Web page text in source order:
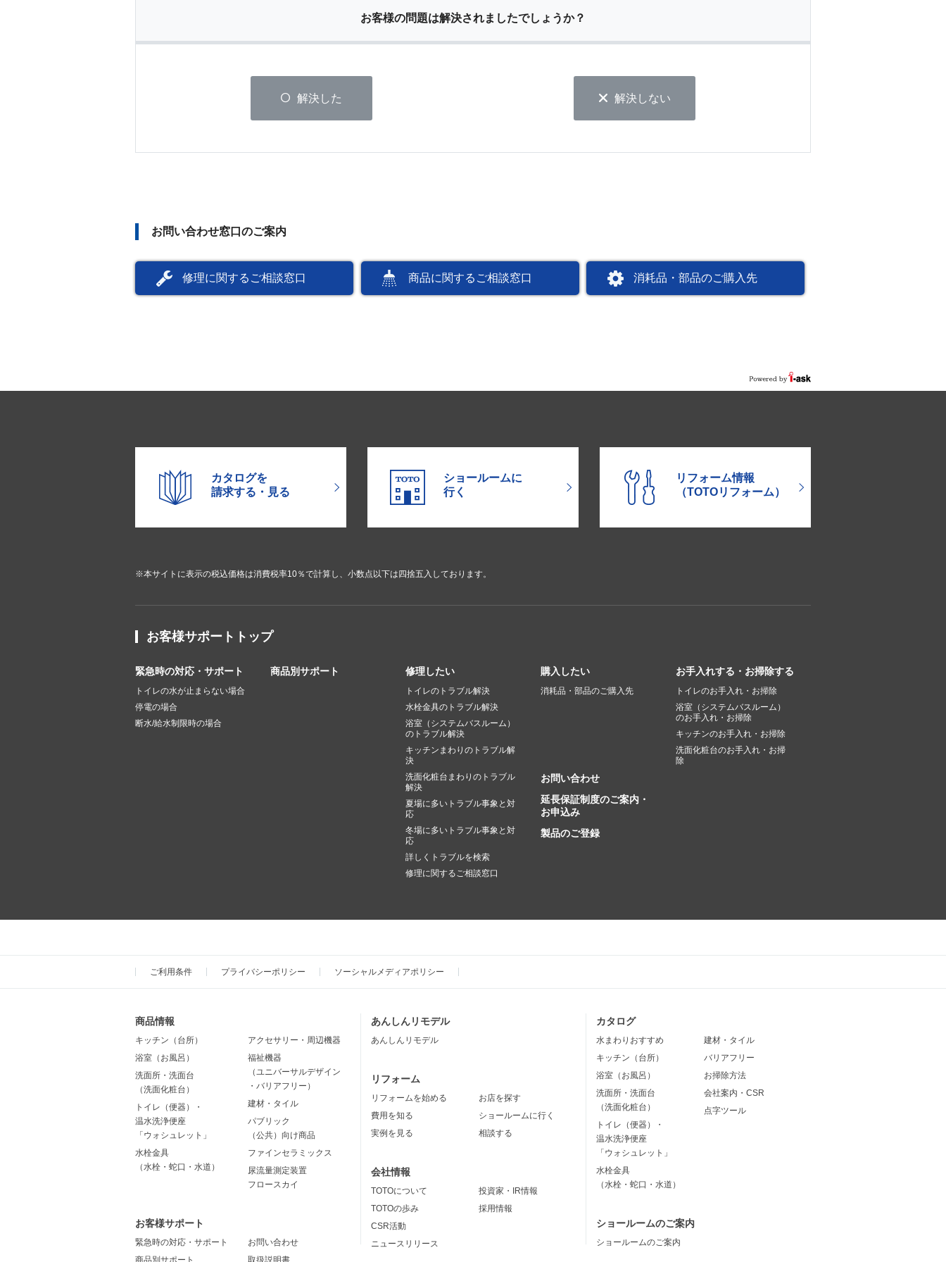
お客様の問題は解決されましたでしょうか？
解決した 解決しない
お問い合わせ窓口のご案内
修理に関するご相談窓口 商品に関するご相談窓口 消耗品・部品のご購入先
カタログを
請求する・見る
ショールームに
行く
リフォーム情報
（TOTOリフォーム）
※本サイトに表示の税込価格は消費税率10％で計算し、小数点以下は四捨五入しております。
お客様サポートトップ
緊急時の対応・サポート
トイレの水が止まらない場合
停電の場合
断水/給水制限時の場合
商品別サポート 修理したい
トイレのトラブル解決
水栓金具のトラブル解決
浴室（システムバスルーム）
のトラブル解決
キッチンまわりのトラブル解
決
洗面化粧台まわりのトラブル
解決
夏場に多いトラブル事象と対
応
冬場に多いトラブル事象と対
応
詳しくトラブルを検索
修理に関するご相談窓口
購入したい
消耗品・部品のご購入先
お手入れする・お掃除する
トイレのお手入れ・お掃除
浴室（システムバスルーム）
のお手入れ・お掃除
キッチンのお手入れ・お掃除
洗面化粧台のお手入れ・お掃
除
お問い合わせ
延長保証制度のご案内・
お申込み
製品のご登録
ご利用条件 プライバシーポリシー ソーシャルメディアポリシー
商品情報
キッチン（台所）
浴室（お風呂）
洗面所・洗面台
（洗面化粧台）
トイレ（便器）・
温水洗浄便座
「ウォシュレット」
水栓金具
（水栓・蛇口・水道）
アクセサリー・周辺機器
福祉機器
（ユニバーサルデザイン
・バリアフリー）
建材・タイル
パブリック
（公共）向け商品
ファインセラミックス
尿流量測定装置
フロースカイ
お客様サポート
緊急時の対応・サポート
お問い合わせ
あんしんリモデル
あんしんリモデル
リフォーム
リフォームを始める
費用を知る
実例を見る
お店を探す
ショールームに行く
相談する
会社情報
TOTOについて
TOTOの歩み
CSR活動
ニュースリリース
投資家・IR情報
採用情報
カタログ
水まわりおすすめ
キッチン（台所）
浴室（お風呂）
洗面所・洗面台
（洗面化粧台）
トイレ（便器）・
温水洗浄便座
「ウォシュレット」
水栓金具
（水栓・蛇口・水道）
建材・タイル
バリアフリー
お掃除方法
会社案内・CSR
点字ツール
ショールームのご案内
ショールームのご案内